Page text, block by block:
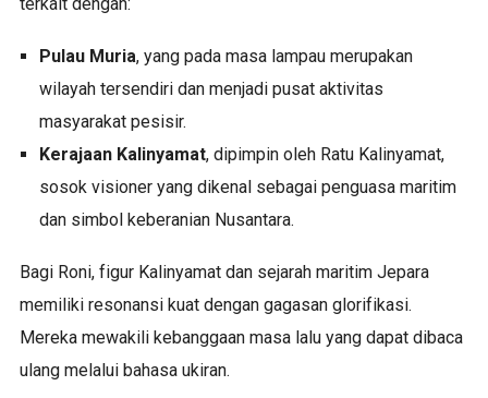
Pulau Muria, yang pada masa lampau merupakan
wilayah tersendiri dan menjadi pusat aktivitas
masyarakat pesisir.
Kerajaan Kalinyamat, dipimpin oleh Ratu Kalinyamat,
sosok visioner yang dikenal sebagai penguasa maritim
dan simbol keberanian Nusantara.
Bagi Roni, figur Kalinyamat dan sejarah maritim Jepara
memiliki resonansi kuat dengan gagasan glorifikasi.
Mereka mewakili kebanggaan masa lalu yang dapat dibaca
ulang melalui bahasa ukiran.